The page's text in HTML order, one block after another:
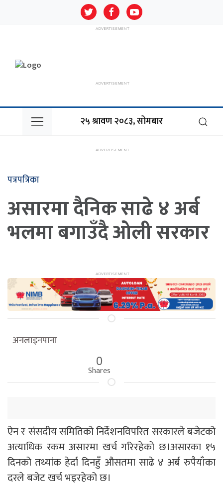
२५ श्रावण २०८३, सोमबार
पत्रपत्रिका
असारमा दैनिक साढे ४ अर्ब
भलमा बगाउँदै ओली सरकार
अनलाइनपाना
0
Shares
ऐन र संसदीय समितिको निर्देशनविपरित सरकारले बजेटको
अत्याधिक रकम असारमा खर्च गरिरहेको छ।असारका १५
दिनको तथ्यांक हेर्दा दिनहुँ औसतमा साढे ४ अर्ब रुपैयाँका
दरले बजेट खर्च भइरहेको छ।